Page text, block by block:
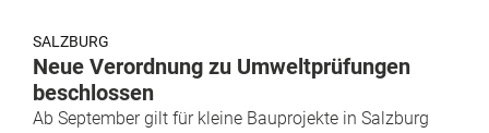
SALZBURG
Neue Verordnung zu Umweltprüfungen
beschlossen
Ab September gilt für kleine Bauprojekte in Salzburg